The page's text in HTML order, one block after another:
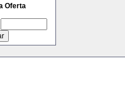
Oferta